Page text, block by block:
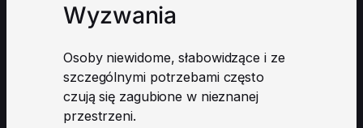
Wyzwania
Osoby niewidome, słabowidzące i ze
szczególnymi potrzebami często
czują się zagubione w nieznanej
przestrzeni.